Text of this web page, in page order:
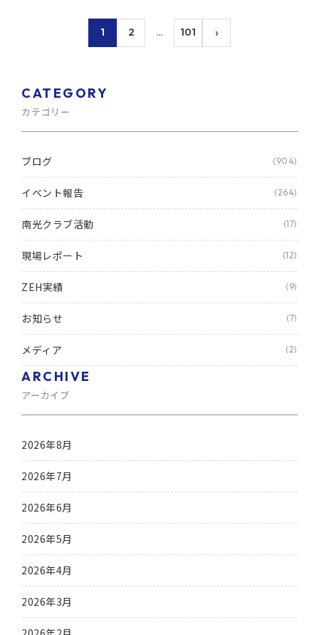
1 2 … 101 ›
CATEGORY
カテゴリー
ブログ (904)
イベント報告 (264)
南光クラブ活動 (17)
現場レポート (12)
ZEH実績 (9)
お知らせ (7)
メディア (2)
ARCHIVE
アーカイブ
2026年8月
2026年7月
2026年6月
2026年5月
2026年4月
2026年3月